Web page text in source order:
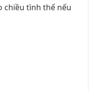
chiều tình thế nếu